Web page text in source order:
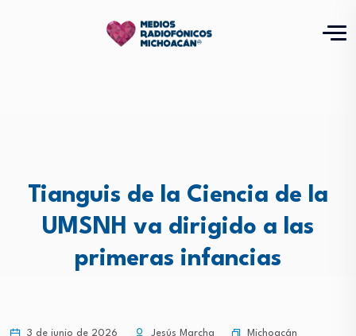
Tianguis de la Ciencia de la
UMSNH va dirigido a las
primeras infancias
3 de junio de 2026 Jesús Marcha
Michoacán